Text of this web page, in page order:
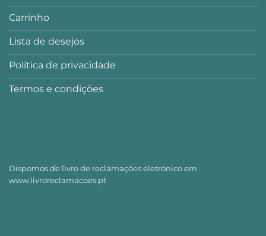
Carrinho
Lista de desejos
Política de privacidade
Termos e condições
Dispomos de livro de reclamações eletrónico em
www.livroreclamacoes.pt